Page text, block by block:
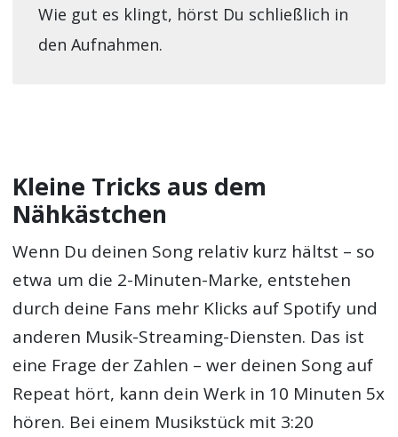
Wie gut es klingt, hörst Du schließlich in
den Aufnahmen.
Kleine Tricks aus dem
Nähkästchen
Wenn Du deinen Song relativ kurz hältst – so
etwa um die 2-Minuten-Marke, entstehen
durch deine Fans mehr Klicks auf Spotify und
anderen Musik-Streaming-Diensten. Das ist
eine Frage der Zahlen – wer deinen Song auf
Repeat hört, kann dein Werk in 10 Minuten 5x
hören. Bei einem Musikstück mit 3:20